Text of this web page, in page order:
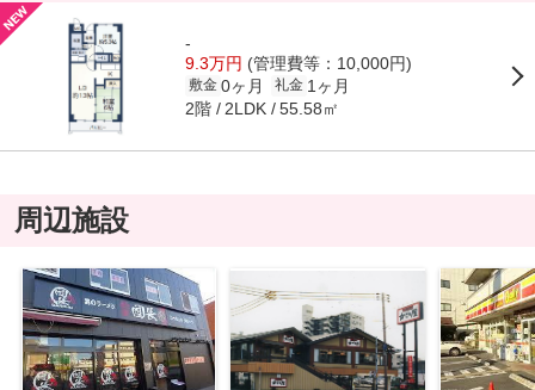
-
9.3万円 (管理費等：10,000円)
敷金 0ヶ月 礼金 1ヶ月
2階 2LDK 55.58㎡
周辺施設